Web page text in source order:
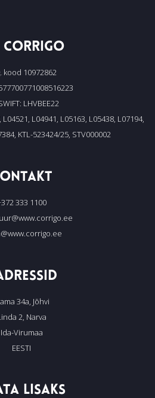
kood 10972862
LHVBEE22
L04941, L05163, L05438, L07194,
KTL-523424/25, STV000002
333 1100
34a, Jõhvi
2, Narva
Ida-Virumaa
EESTI
LISAKS